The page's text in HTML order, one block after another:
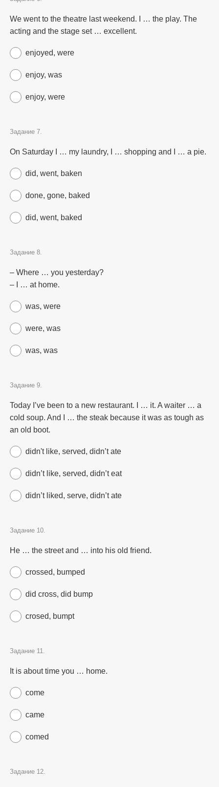
We went to the theatre last weekend. I … the play. The
acting and the stage set … excellent.
enjoyed, were
enjoy, was
enjoy, were
Задание 7.
On Saturday I … my laundry, I … shopping and I … a pie.
did, went, baken
done, gone, baked
did, went, baked
Задание 8.
– Where … you yesterday?
– I … at home.
was, were
were, was
was, was
Задание 9.
Today I’ve been to a new restaurant. I … it. A waiter … a
cold soup. And I … the steak because it was as tough as
an old boot.
didn't like, served, didn’t ate
didn’t like, served, didn’t eat
didn’t liked, serve, didn’t ate
Задание 10.
He … the street and … into his old friend.
crossed, bumped
did cross, did bump
crosed, bumpt
Задание 11.
It is about time you … home.
come
came
comed
Задание 12.